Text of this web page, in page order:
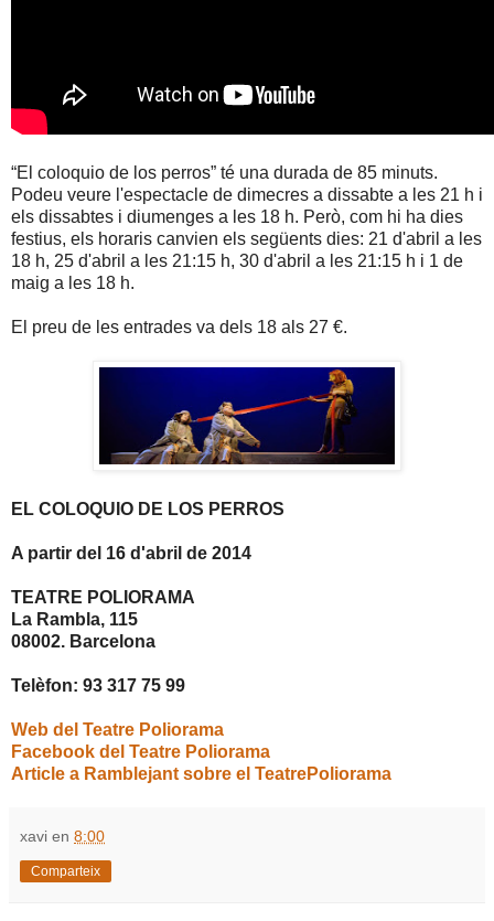
“El coloquio de los perros” té una durada de 85 minuts.
Podeu veure l'espectacle de dimecres a dissabte a les 21 h i
els dissabtes i diumenges a les 18 h. Però, com hi ha dies
festius, els horaris canvien els següents dies: 21 d'abril a les
18 h, 25 d'abril a les 21:15 h, 30 d'abril a les 21:15 h i 1 de
maig a les 18 h.
El preu de les entrades va dels 18 als 27 €.
EL COLOQUIO DE LOS PERROS
A partir del 16 d'abril de 2014
TEATRE POLIORAMA
La Rambla, 115
08002. Barcelona
Telèfon: 93 317 75 99
Web del Teatre Poliorama
Facebook del Teatre Poliorama
Article a Ramblejant sobre el TeatrePoliorama
xavi en 8:00
Comparteix